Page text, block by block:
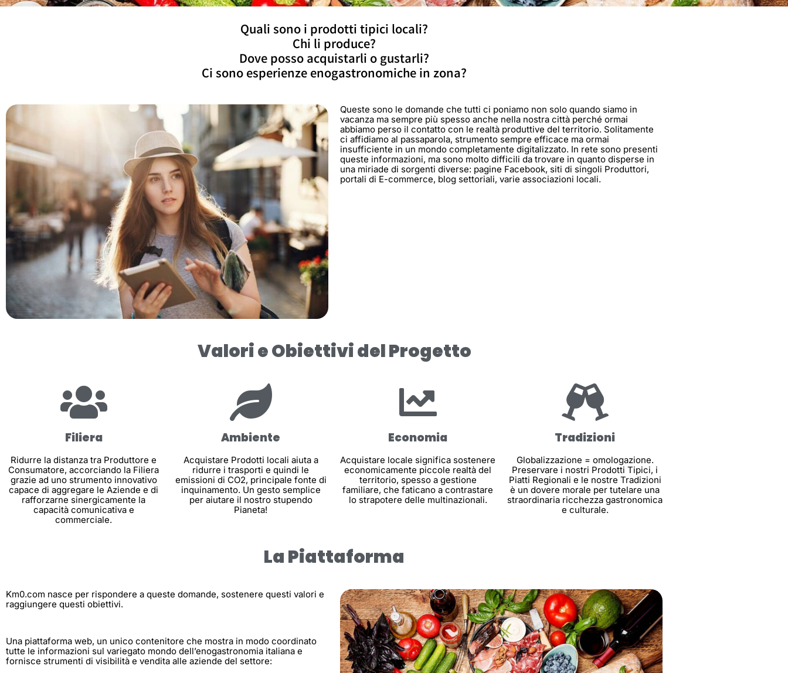
Quali sono i prodotti tipici locali?
Chi li produce?
Dove posso acquistarli o gustarli?
Ci sono esperienze enogastronomiche in zona?
Queste sono le domande che tutti ci poniamo non solo quando siamo in
vacanza ma sempre più spesso anche nella nostra città perché ormai
abbiamo perso il contatto con le realtà produttive del territorio. Solitamente
ci affidiamo al passaparola, strumento sempre efficace ma ormai
insufficiente in un mondo completamente digitalizzato. In rete sono presenti
queste informazioni, ma sono molto difficili da trovare in quanto disperse in
una miriade di sorgenti diverse: pagine Facebook, siti di singoli Produttori,
portali di E-commerce, blog settoriali, varie associazioni locali.
Valori e Obiettivi del Progetto
Filiera
Ridurre la distanza tra Produttore e
Consumatore, accorciando la Filiera
grazie ad uno strumento innovativo
capace di aggregare le Aziende e di
rafforzarne sinergicamente la
capacità comunicativa e
commerciale.
Ambiente
Acquistare Prodotti locali aiuta a
ridurre i trasporti e quindi le
emissioni di CO2, principale fonte di
inquinamento. Un gesto semplice
per aiutare il nostro stupendo
Pianeta!
Economia
Acquistare locale significa sostenere
economicamente piccole realtà del
territorio, spesso a gestione
familiare, che faticano a contrastare
lo strapotere delle multinazionali.
Tradizioni
Globalizzazione = omologazione.
Preservare i nostri Prodotti Tipici, i
Piatti Regionali e le nostre Tradizioni
è un dovere morale per tutelare una
straordinaria ricchezza gastronomica
e culturale.
La Piattaforma
Km0.com nasce per rispondere a queste domande, sostenere questi valori e
raggiungere questi obiettivi.
Una piattaforma web, un unico contenitore che mostra in modo coordinato
tutte le informazioni sul variegato mondo dell’enogastronomia italiana e
fornisce strumenti di visibilità e vendita alle aziende del settore: